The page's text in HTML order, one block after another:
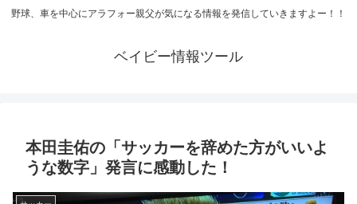
野球、車を中心にアラフォー親父が気になる情報を発信していきますよー！！
ベイビー情報ツール
本田圭佑の「サッカーを辞めた方がいいよ
うな数字」発言に感動した！